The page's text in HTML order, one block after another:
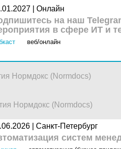
| Онлайн
на наш
в сфере ИТ и
веб/онлайн
Нормдокс (Normdocs)
Нормдокс (Normdocs)
| Санкт-Петербург
систем